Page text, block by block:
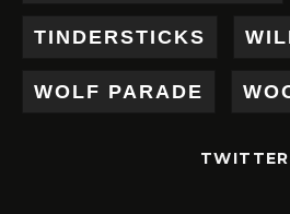
TINDERSTICKS
WOLF PARADE
TWITTER